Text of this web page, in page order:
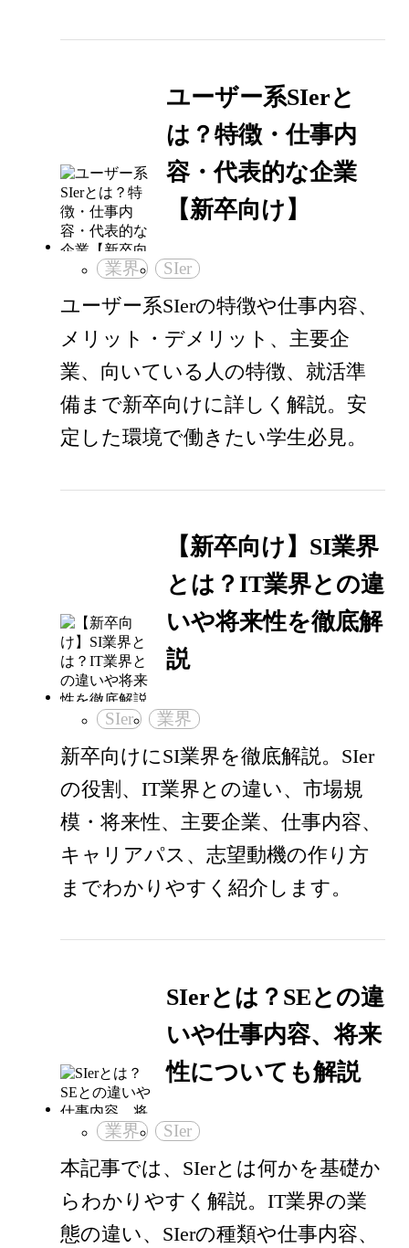
ユーザー系SIerと
は？特徴・仕事内
容・代表的な企業
【新卒向け】
業界 SIer
ユーザー系SIerの特徴や仕事内容、
メリット・デメリット、主要企
業、向いている人の特徴、就活準
備まで新卒向けに詳しく解説。安
定した環境で働きたい学生必見。
【新卒向け】SI業界
とは？IT業界との違
いや将来性を徹底解
説
SIer 業界
新卒向けにSI業界を徹底解説。SIer
の役割、IT業界との違い、市場規
模・将来性、主要企業、仕事内容、
キャリアパス、志望動機の作り方
までわかりやすく紹介します。
SIerとは？SEとの違
いや仕事内容、将来
性についても解説
業界 SIer
本記事では、SIerとは何かを基礎か
らわかりやすく解説。IT業界の業
態の違い、SIerの種類や仕事内容、